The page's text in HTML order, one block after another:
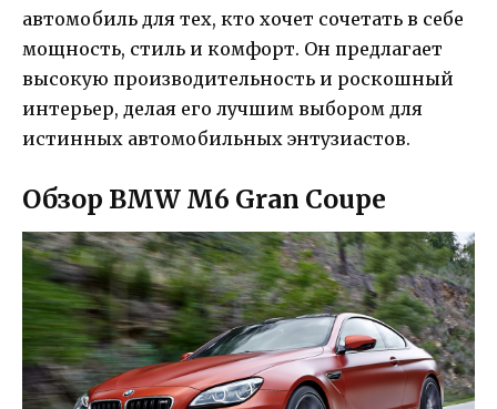
автомобиль для тех, кто хочет сочетать в себе
мощность, стиль и комфорт. Он предлагает
высокую производительность и роскошный
интерьер, делая его лучшим выбором для
истинных автомобильных энтузиастов.
Обзор BMW M6 Gran Coupe